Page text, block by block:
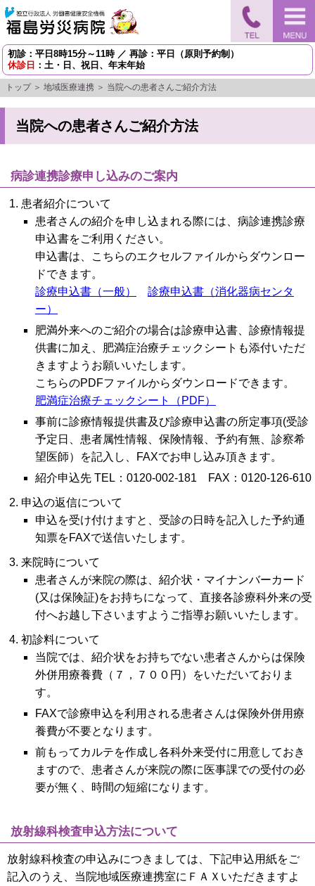
初診：平日8時15分～11時 ／ 再診：平日（原則予約制）
休診日 ：土・日、祝日、年末年始
トップ＞ 地域医療連携 ＞ 当院への患者さんご紹介方法
当院への患者さんご紹介方法
病診連携診療申し込みのご案内
患者紹介について
患者さんの紹介を申し込まれる際には、病診連携診療
申込書をご利用ください。
申込書は、こちらのエクセルファイルからダウンロー
ドできます。
診療申込書（一般）
診療申込書（消化器病センタ
ー）
肥満外来へのご紹介の場合は診療申込書、診療情報提
供書に加え、肥満症治療チェックシートも添付いただ
きますようお願いいたします。
こちらのPDFファイルからダウンロードできます。
肥満症治療チェックシート（PDF）
事前に診療情報提供書及び診療申込書の所定事項(受診
予定日、患者属性情報、保険情報、予約有無、診察希
望医師）を記入し、FAXでお申し込み頂きます。
紹介申込先 TEL：0120-002-181 FAX：0120-126-610
申込の返信について
申込を受け付けますと、受診の日時を記入した予約通
知票をFAXで送信いたします。
来院時について
患者さんが来院の際は、紹介状・マイナンバーカード
(又は保険証)をお持ちになって、直接各診療科外来の受
付へお越し下さいますようご指導お願いいたします。
初診料について
当院では、紹介状をお持ちでない患者さんからは保険
外併用療養費（７，７００円）をいただいておりま
す。
FAXで診療申込を利用される患者さんは保険外併用療
養費が不要となります。
前もってカルテを作成し各科外来受付に用意しておき
ますので、患者さんが来院の際に医事課での受付の必
要が無く、時間の短縮になります。
放射線科検査申込方法について
放射線科検査の申込みにつきましては、下記申込用紙をご
記入のうえ、当院地域医療連携室にＦＡＸいただきますよ